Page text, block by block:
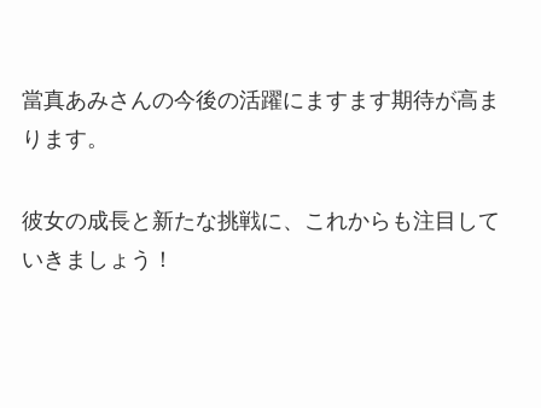
當真あみさんの今後の活躍にますます期待が高ま
ります。
彼女の成長と新たな挑戦に、これからも注目して
いきましょう！